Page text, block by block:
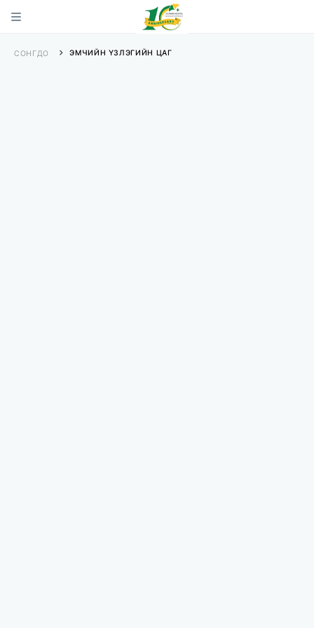
СОНГДО ЭМЧИЙН ҮЗЛЭГИЙН ЦАГ